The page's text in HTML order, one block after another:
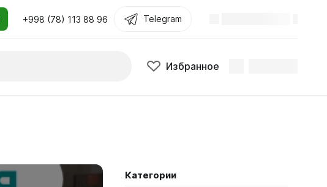
+998 (78) 113 88 96 Telegram
Избранное
Категории